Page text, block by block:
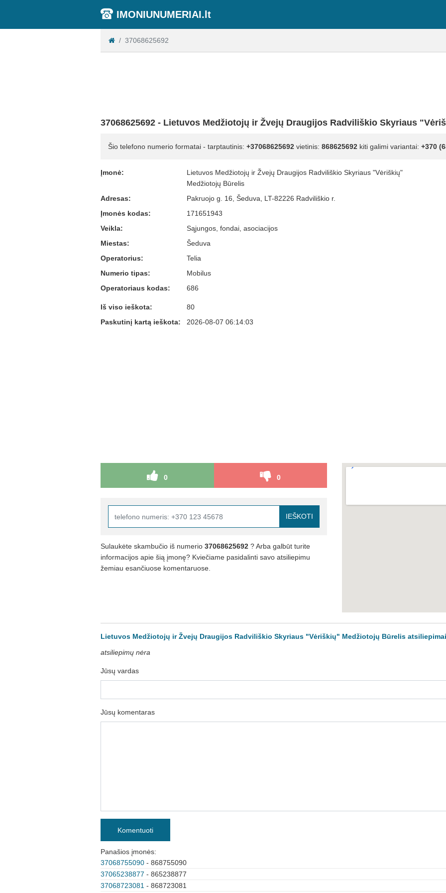
IMONIUNUMERIAI.lt
37068625692
37068625692 - Lietuvos Medžiotojų ir Žvejų Draugijos Radviliškio Skyriaus
Šio telefono numerio formatai - tarptautinis: +37068625692 vietinis: 868625692 kiti galimi variantai: +370
Įmonė:
Lietuvos Medžiotojų ir Žvejų Draugijos Radviliškio Skyriaus "Vėriškių"
Medžiotojų Būrelis
Adresas:
Pakruojo g. 16, Šeduva, LT-82226 Radviliškio r.
Įmonės kodas:
171651943
Veikla:
Sąjungos, fondai, asociacijos
Miestas:
Šeduva
Operatorius:
Telia
Numerio tipas:
Mobilus
Operatoriaus kodas:
686
Iš viso ieškota:
80
Paskutinį kartą ieškota:
2026-08-07 06:14:03
0 0
IEŠKOTI
Sulaukėte skambučio iš numerio 37068625692 ? Arba galbūt turite
informacijos apie šią įmonę? Kviečiame pasidalinti savo atsiliepimu
žemiau esančiuose komentaruose.
Lietuvos Medžiotojų ir Žvejų Draugijos Radviliškio Skyriaus "Vėriškių" Medžiotojų Būrelis atsiliepimai
atsiliepimų nėra
Jūsų vardas
Jūsų komentaras
Komentuoti
Panašios įmonės:
37068755090 - 868755090
37065238877 - 865238877
37068723081 - 868723081